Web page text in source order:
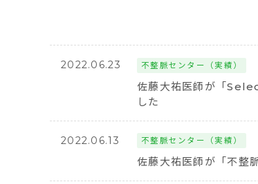
2022.06.23 不整脈センター（実績）
佐藤大祐医師が「
した
2022.06.13 不整脈センター（実績）
佐藤大祐医師が「不